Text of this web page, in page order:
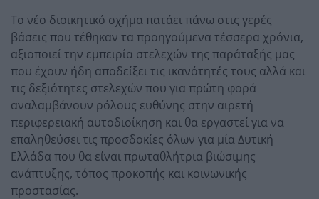
Το νέο διοικητικό σχήμα πατάει πάνω στις γερές
βάσεις που τέθηκαν τα προηγούμενα τέσσερα χρόνια,
αξιοποιεί την εμπειρία στελεχών της παράταξής μας
που έχουν ήδη αποδείξει τις ικανότητές τους αλλά και
τις δεξιότητες στελεχών που για πρώτη φορά
αναλαμβάνουν ρόλους ευθύνης στην αιρετή
περιφερειακή αυτοδιοίκηση και θα εργαστεί για να
επαληθεύσει τις προσδοκίες όλων για μία Δυτική
Ελλάδα που θα είναι πρωταθλήτρια βιώσιμης
ανάπτυξης, τόπος προκοπής και κοινωνικής
προστασίας.